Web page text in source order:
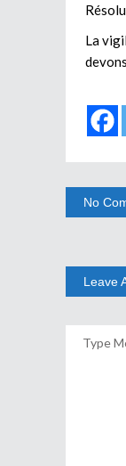
La
No
Leave